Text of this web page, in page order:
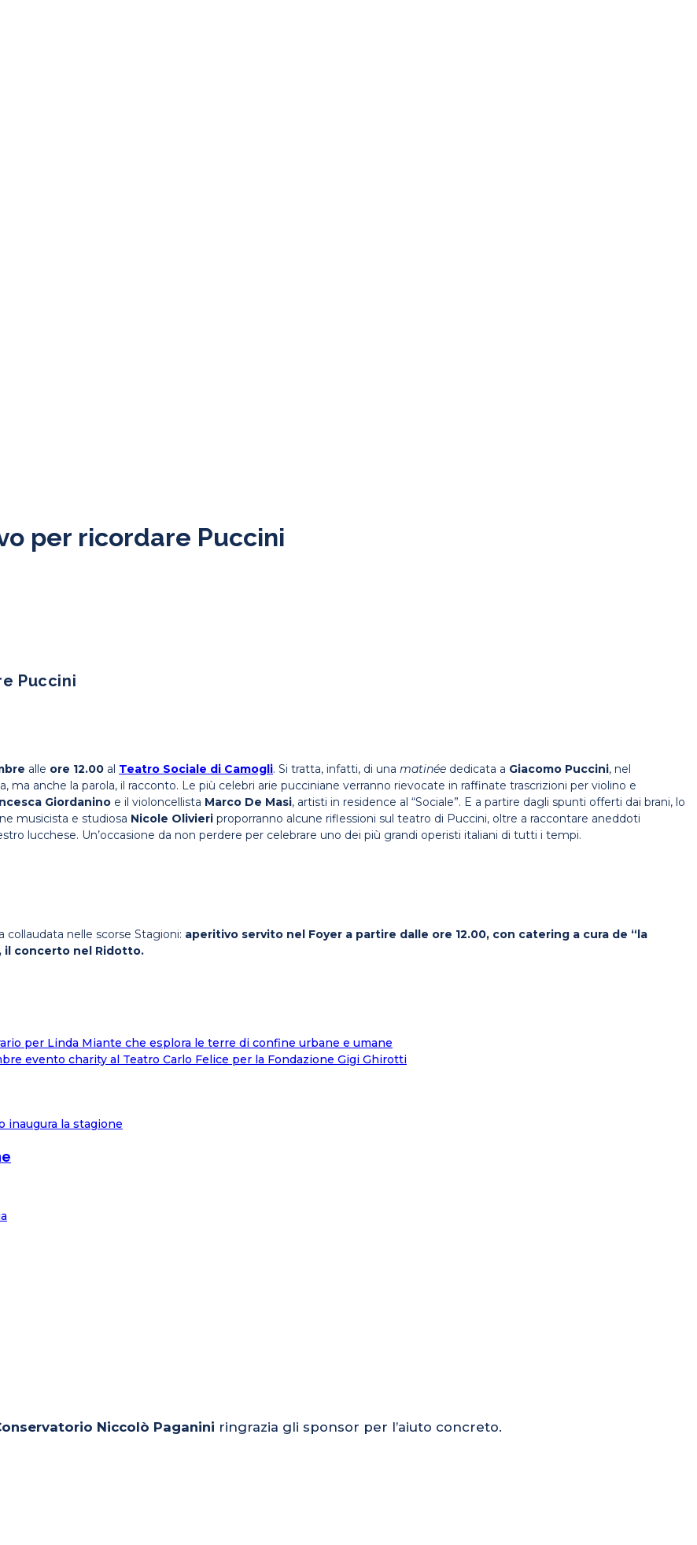
per ricordare Puccini
Puccini
alle ore 12.00 al Teatro Sociale di Camogli. Si tratta, infatti, di una matinée dedicata a Giacomo Puccini, nel
anche la parola, il racconto. Le più celebri arie pucciniane verranno rievocate in raffinate trascrizioni per violino e
Giordanino e il violoncellista Marco De Masi, artisti in residence al “Sociale”. E a partire dagli spunti offerti dai brani, lo
musicista e studiosa Nicole Olivieri proporranno alcune riflessioni sul teatro di Puccini, oltre a raccontare aneddoti
lucchese. Un’occasione da non perdere per celebrare uno dei più grandi operisti italiani di tutti i tempi.
nelle scorse Stagioni: aperitivo servito nel Foyer a partire dalle ore 12.00, con catering a cura de “la
il concerto nel Ridotto.
per Linda Miante che esplora le terre di confine urbane e umane
evento charity al Teatro Carlo Felice per la Fondazione Gigi Ghirotti
Niccolò Paganini ringrazia gli sponsor per l’aiuto concreto.